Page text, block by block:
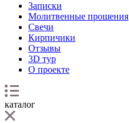
Записки
Молитвенные прошения
Свечи
Кирпичики
Отзывы
3D тур
О проекте
каталог